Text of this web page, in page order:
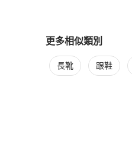
更多相似類別
更多女鞋 相似商品
長靴 跟鞋